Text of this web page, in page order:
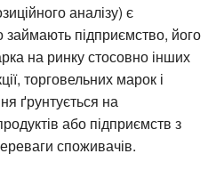
аналізу) є
підприємство, його
на ринку стосовно інших
торговельних марок і
ґрунтується на
або підприємств з
споживачів.